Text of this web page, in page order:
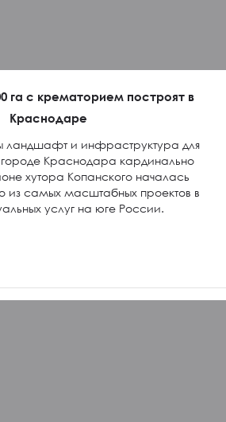
га с крематорием построят в
Краснодаре
ландшафт и инфраструктура для
Краснодара кардинально
хутора Копанского началась
из самых масштабных проектов в
услуг на юге России.